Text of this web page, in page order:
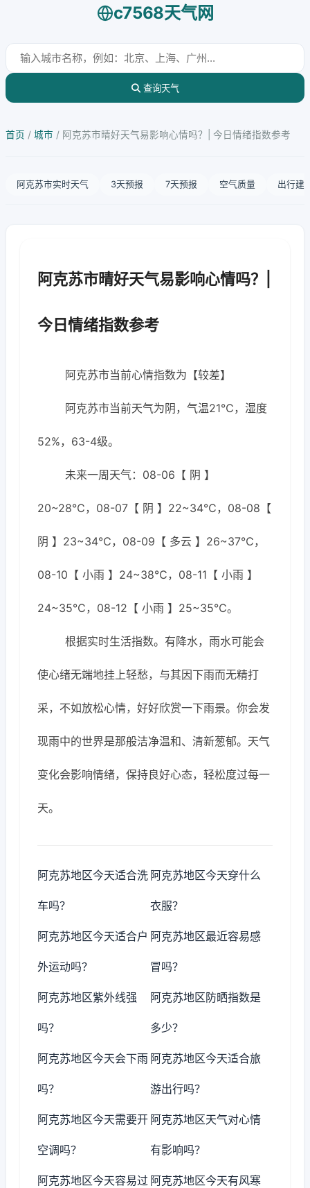
c7568天气网
查询天气
首页 / 城市 / 阿克苏市晴好天气易影响心情吗？| 今日情绪指数参考
阿克苏市实时天气 3天预报 7天预报 空气质量 出行建
阿克苏市晴好天气易影响心情吗？|
今日情绪指数参考
阿克苏市当前心情指数为【较差】
阿克苏市当前天气为阴，气温21℃，湿度
52%，63-4级。
未来一周天气：08-06【 阴 】
20~28℃，08-07【 阴 】22~34℃，08-08【
阴 】23~34℃，08-09【 多云 】26~37℃，
08-10【 小雨 】24~38℃，08-11【 小雨 】
24~35℃，08-12【 小雨 】25~35℃。
根据实时生活指数。有降水，雨水可能会
使心绪无端地挂上轻愁，与其因下雨而无精打
采，不如放松心情，好好欣赏一下雨景。你会发
现雨中的世界是那般洁净温和、清新葱郁。天气
变化会影响情绪，保持良好心态，轻松度过每一
天。
阿克苏地区今天适合洗
车吗？
阿克苏地区今天穿什么
衣服？
阿克苏地区今天适合户
外运动吗？
阿克苏地区最近容易感
冒吗？
阿克苏地区紫外线强
吗？
阿克苏地区防晒指数是
多少？
阿克苏地区今天会下雨
吗？
阿克苏地区今天适合旅
游出行吗？
阿克苏地区今天需要开
空调吗？
阿克苏地区天气对心情
有影响吗？
阿克苏地区今天容易过 阿克苏地区今天有风寒